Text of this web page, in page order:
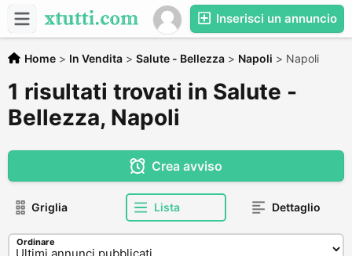
Inserisci un annuncio
Home > In Vendita > Salute - Bellezza > Napoli > Napoli
1 risultati trovati in Salute -
Bellezza, Napoli
Crea avviso
Griglia Lista Dettaglio
Ordinare